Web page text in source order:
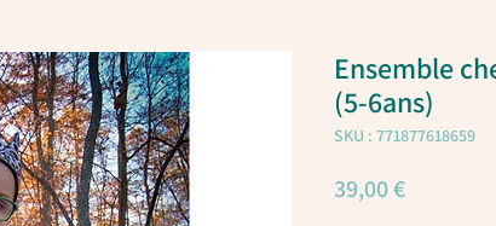
Ensemble
(5-6ans)
SKU : 771877618659
39,00 €Prix